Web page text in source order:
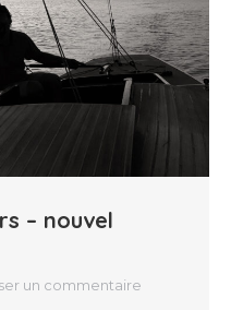
– nouvel
un commentaire